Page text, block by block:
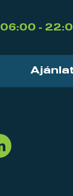
06:00 -